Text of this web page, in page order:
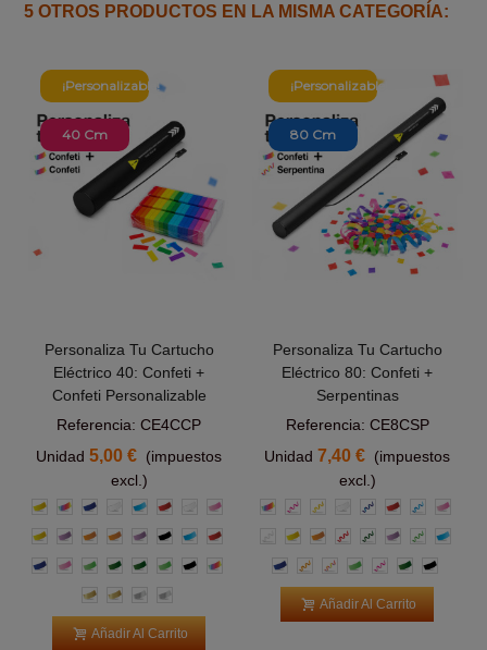
5 OTROS PRODUCTOS EN LA MISMA CATEGORÍA:
40 Cm
¡Personalizable!
Personaliza Tu Cartucho
Eléctrico 40: Confeti +
Confeti Personalizable
Referencia: CE4CCP
Unidad5,00 € (impuestos
excl.)
Amarillo
Multicolor
Azul Blanco
AzulRojo BlancoRosa
Amarillo
MoradoNaranjaNaranja
Morado
NegroAzulRojo
AzulRosaVerdeVerdeVerdeVerdeNegroMulticolor
OroOroPlataPlata
Añadir Al Carrito
80 Cm
¡Personalizable!
Personaliza Tu Cartucho
Eléctrico 80: Confeti +
Serpentinas
Referencia: CE8CSP
Unidad7,40 € (impuestos
excl.)
Multicolor
RosaAmarillas
Blanco
AzulRojoAzulRosa
Blanca
Amarillo
Naranja
RojaVerdeMorado
VerdeAzul
AzulNaranjaMulticolor
VerdeRosasVerdeNegro
Añadir Al Carrito